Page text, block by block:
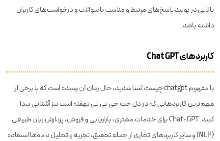
بالایی در تولید پاسخ‌های مرتبط و مناسب با سوالات و درخواست‌های کاربران
داشته باشد.
کاربردهای Chat GPT
با مفهوم chatgpt چیست آشنا شدید، حال زمان آن رسیده است که با برخی از
مهم‌ترین کاربردهایی که در دل چت جی پی تی نهفته است نیز آشنایی پیدا
کنید. Chat-GPT برای خدمات مشتری، بازاریابی و فروش، پردازش زبان طبیعی
(NLP) و سایر کاربردهای تجاری از جمله تحقیق، تجزیه و تحلیل داده‌ها استفاده